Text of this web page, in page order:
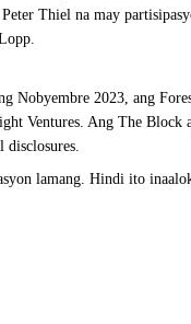
Thiel na may
2023, ang
Ventures. Ang The
disclosures.
lamang. Hindi ito